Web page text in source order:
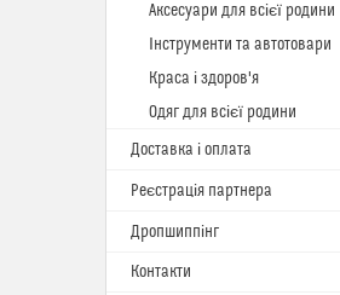
Аксесуари для всієї родини
Інструменти та автотовари
Краса і здоров'я
Одяг для всієї родини
Доставка і оплата
Реєстрація партнера
Дропшиппінг
Контакти